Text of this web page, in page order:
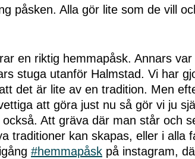
påsken. Alla gör lite som de vill
en riktig hemmapåsk. Annars
stuga utanför Halmstad. Vi har
det är lite av en tradition. Men
att göra just nu så gör vi ju
Att gräva där man står och
traditioner kan skapas, eller i alla
#hemmapåsk på instagram,